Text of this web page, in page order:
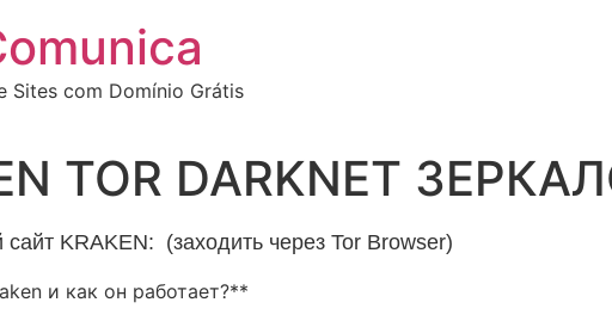
Sites com Domínio Grátis
TOR DARKNET
KRAKEN: (заходить через Tor Browser)
и как он работает?**